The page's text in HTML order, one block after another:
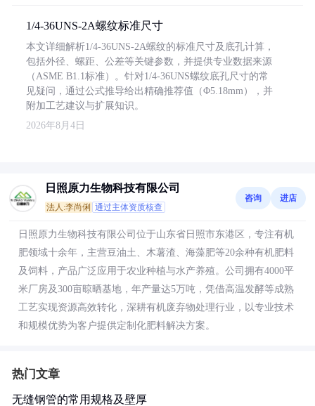
1/4-36UNS-2A螺纹标准尺寸
本文详细解析1/4-36UNS-2A螺纹的标准尺寸及底孔计算，
包括外径、螺距、公差等关键参数，并提供专业数据来源
（ASME B1.1标准）。针对1/4-36UNS螺纹底孔尺寸的常
见疑问，通过公式推导给出精确推荐值（Φ5.18mm），并
附加工艺建议与扩展知识。
2026年8月4日
日照原力生物科技有限公司
法人:李尚俐 通过主体资质核查
咨询 进店
日照原力生物科技有限公司位于山东省日照市东港区，专注有机
肥领域十余年，主营豆油土、木薯渣、海藻肥等20余种有机肥料
及饲料，产品广泛应用于农业种植与水产养殖。公司拥有4000平
米厂房及300亩晾晒基地，年产量达5万吨，凭借高温发酵等成熟
工艺实现资源高效转化，深耕有机废弃物处理行业，以专业技术
和规模优势为客户提供定制化肥料解决方案。
热门文章
无缝钢管的常用规格及壁厚